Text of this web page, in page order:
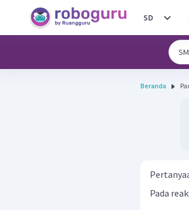
SD
Beranda
Pada